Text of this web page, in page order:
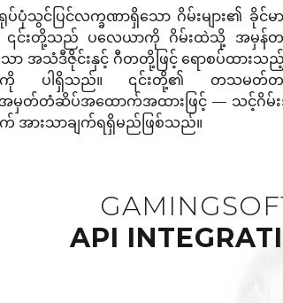
ပ်ပုံသွင်ပြင်လက္ခဏာရှိသော ဂိမ်းများ၏
၎င်းတို့သည် ပလေယာကို ဂိမ်းထဲသို့ အမှန်
ော အသံဒီဇိုင်းနှင့် ဂီတတို့ဖြင့် ရောစပ်ထား
ြင်ကို ပါရှိသည်။ ၎င်းတို့၏ တသမတ်တည်
အမှတ်တံဆိပ်အထောက်အထားဖြင့် — သင့်ဂိမ်း
က် အားသာချက်ရရှိမည်ဖြစ်သည်။
API